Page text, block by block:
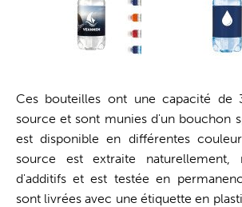
Ces bouteilles ont une capacité de
source et sont munies d'un bouchon
est disponible en différentes
source est extraite naturellement,
d'additifs et est testée en
sont livrées avec une étiquette en